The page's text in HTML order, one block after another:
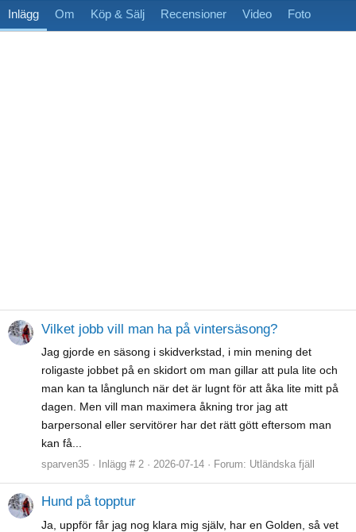
Inlägg Om Köp & Sälj Recensioner Video Foto
Vilket jobb vill man ha på vintersäsong?
Jag gjorde en säsong i skidverkstad, i min mening det
roligaste jobbet på en skidort om man gillar att pula lite och
man kan ta långlunch när det är lugnt för att åka lite mitt på
dagen. Men vill man maximera åkning tror jag att
barpersonal eller servitörer har det rätt gött eftersom man
kan få...
sparven35 Inlägg # 2 2026-07-14 Forum: Utländska fjäll
Hund på topptur
Ja, uppför får jag nog klara mig själv, har en Golden, så vet